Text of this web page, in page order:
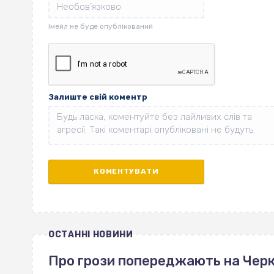
Залиште свій коментр
ОСТАННІ НОВИНИ
Про грози попереджають на